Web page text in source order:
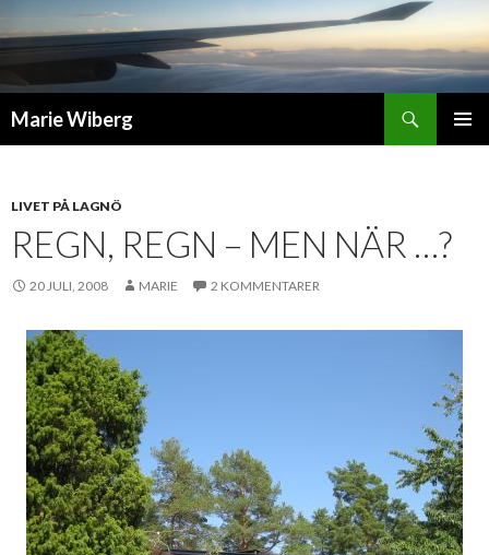
Marie Wiberg
LIVET PÅ LAGNÖ
REGN, REGN – MEN NÄR …?
20 JULI, 2008 MARIE 2 KOMMENTARER